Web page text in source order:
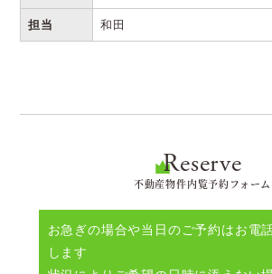
担当 和田
Reserve
不動産物件内覧予約フォーム
お急ぎの場合や当日のご予約はお電
します